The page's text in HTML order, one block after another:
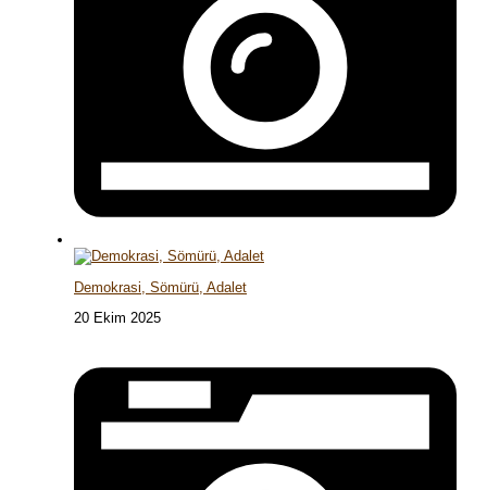
Demokrasi, Sömürü, Adalet
20 Ekim 2025